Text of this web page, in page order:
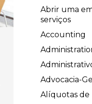
Abrir uma
serviços
Accounting
Advocacia-
Alíquotas de